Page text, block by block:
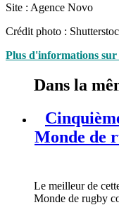
Site : Agence Novo
Crédit photo :
Plus d'informations
Dans la
Monde de
Le meilleur de
Monde de rugby